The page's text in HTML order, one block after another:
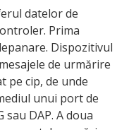
datelor de
Prima
Dispozitivul
de urmărire
pe cip, de unde
unui port de
DAP. A doua